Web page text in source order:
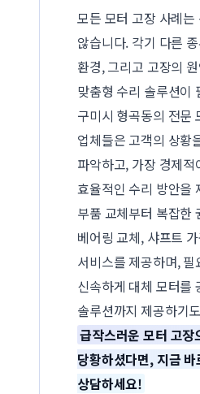
모든 모터 고장 사례는
않습니다. 각기 다른
환경, 그리고 고장의
맞춤형 수리 솔루션이
구미시 형곡동의 전문
업체들은 고객의 상황
파악하고, 가장 경제적
효율적인 수리 방안을
부품 교체부터 복잡한
베어링 교체, 샤프트
서비스를 제공하며, 필
신속하게 대체 모터를
솔루션까지 제공하기
급작스러운 모터 고장
당황하셨다면, 지금
상담하세요!